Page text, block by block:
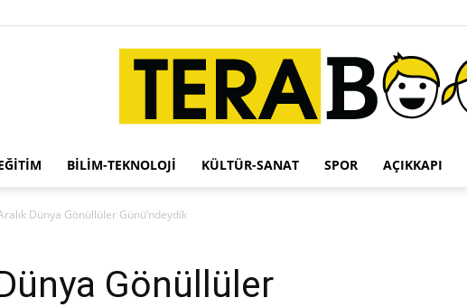
BILIM-TEKNOLOJI KÜLTÜR-SANAT SPOR AÇIKKAPI
Dünya Gönüllüler Günü’ndeydik
Gönüllüler